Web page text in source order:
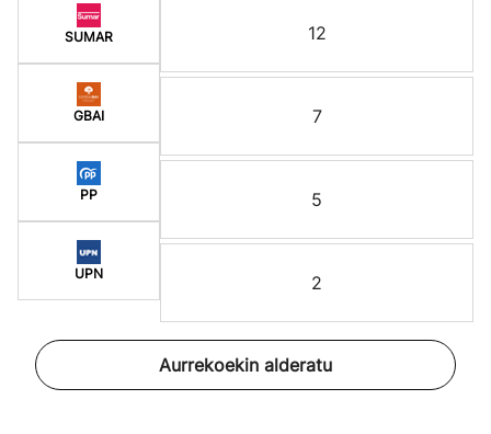
SUMAR
GBAI
PP
UPN
12
7
5
2
Aurrekoekin alderatu